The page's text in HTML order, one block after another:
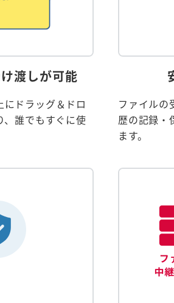
渡しが可能
ドラッグ＆ドロ
、誰でもすぐに使
ファイルの
歴の記録・
ます。